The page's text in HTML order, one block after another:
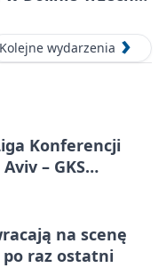
Kolejne wydarzenia
Konferencji
– GKS
na scenę
raz ostatni